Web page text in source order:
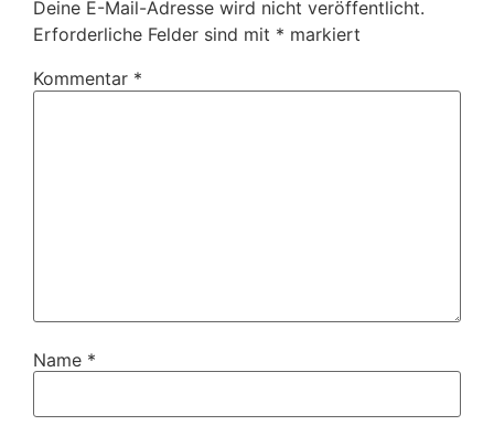
Deine E-Mail-Adresse wird nicht veröffentlicht.
Erforderliche Felder sind mit * markiert
Kommentar *
Name *